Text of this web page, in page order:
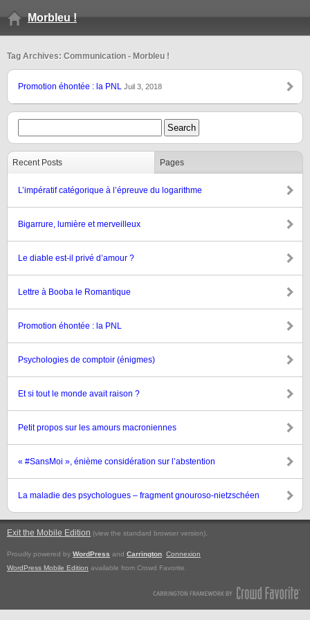
Morbleu !
Tag Archives: Communication - Morbleu !
Promotion éhontée : la PNL Juil 3, 2018
Recent Posts Pages
L’impératif catégorique à l’épreuve du logarithme
Bigarrure, lumière et merveilleux
Le diable est-il privé d’amour ?
Lettre à Booba le Romantique
Promotion éhontée : la PNL
Psychologies de comptoir (énigmes)
Et si tout le monde avait raison ?
Petit propos sur les amours macroniennes
« #SansMoi », énième considération sur l’abstention
La maladie des psychologues – fragment gnouroso-nietzschéen
Exit the Mobile Edition (view the standard browser version).
Proudly powered by WordPress and Carrington Connexion
WordPress Mobile Edition available from Crowd Favorite.